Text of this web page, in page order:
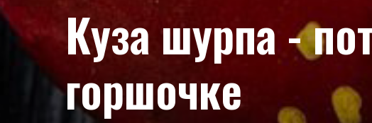
Куза шурпа -
горшочке